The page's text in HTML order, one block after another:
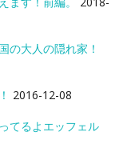
の大人の隠れ家！
2016-12-08
てるよエッフェル